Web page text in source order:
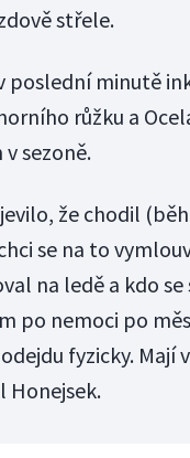
střele.
poslední minutě
růžku a
sezoně.
že chodil
se na to
na ledě a kdo se
po nemoci po
fyzicky. Mají
Honejsek.